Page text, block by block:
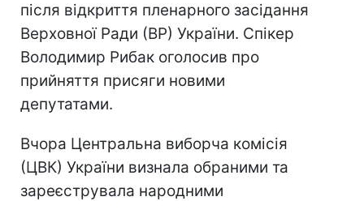
після відкриття пленарного засідання
Верховної Ради (ВР) України. Спікер
Володимир Рибак оголосив про
прийняття присяги новими
депутатами.
Вчора Центральна виборча комісія
(ЦВК) України визнала обраними та
зареєструвала народними